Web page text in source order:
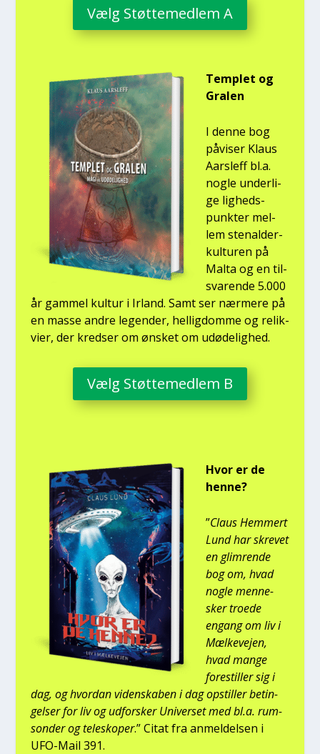
Vælg Støt­te­med­lem A
Temp­let og
Gra­len
I den­ne bog
påvi­ser Klaus
Aars­l­eff bl.a.
nog­le under­li­
ge lig­heds­
punk­ter mel­
lem ste­nal­der­
kul­tu­ren på
Mal­ta og en til­
sva­ren­de 5.000
år gam­mel kul­tur i Irland. Samt ser nær­me­re på
en mas­se andre legen­der, hel­lig­dom­me og relik­
vi­er, der kred­ser om ønsket om udø­de­lig­hed.
Vælg Støt­te­med­lem B
Hvor er de
hen­ne?
”Claus Hem­mert
Lund har skre­vet
en glim­ren­de
bog om, hvad
nog­le men­ne­
sker tro­e­de
engang om liv i
Mæl­ke­vej­en,
hvad man­ge
fore­stil­ler sig i
dag, og hvor­dan viden­ska­ben i dag opstil­ler betin­
gel­ser for liv og udfor­sker Uni­ver­set med bl.a. rum­
son­der og telesko­per.” Citat fra anmel­del­sen i
UFO-Mail 391.